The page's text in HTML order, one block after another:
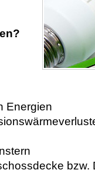
Energien
bzw.